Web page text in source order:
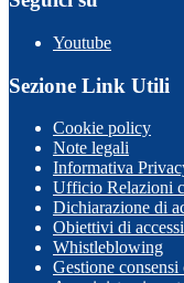
Youtube
Sezione Link Utili
Cookie policy
Note legali
Informativa
Ufficio Relazioni
Dichiarazione di
Obiettivi di
Whistleblowing
Gestione